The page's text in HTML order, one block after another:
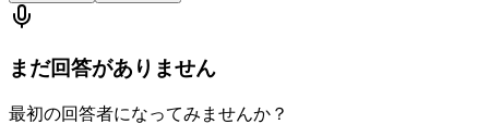
まだ回答がありません
最初の回答者になってみませんか？